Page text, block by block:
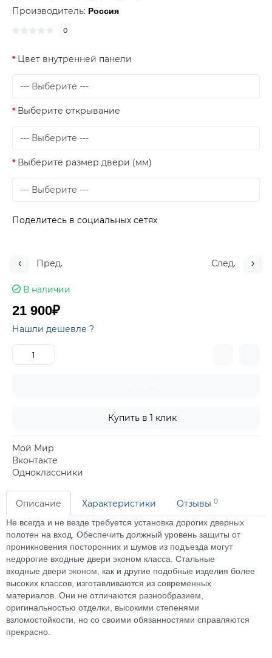
Производитель: Россия
0
Цвет внутренней панели
Выберите открывание
Выберите размер двери (мм)
Поделитесь в социальных сетях
Пред. След.
В наличии
21 900₽
Нашли дешевле ?
Купить в 1 клик
Мой Мир
Вконтакте
Одноклассники
Описание Характеристики Отзывы 0
Не всегда и не везде требуется установка дорогих дверных
полотен на вход. Обеспечить должный уровень защиты от
проникновения посторонних и шумов из подъезда могут
недорогие входные двери эконом класса. Стальные
входные двери эконом , как и другие подобные изделия более
высоких классов, изготавливаются из современных
материалов. Они не отличаются разнообразием,
оригинальностью отделки, высокими степенями
взломостойкости, но со своими обязанностями справляются
прекрасно.